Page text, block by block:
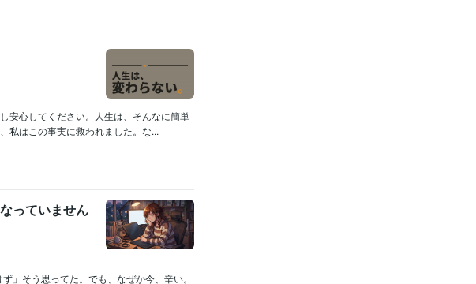
安心してください。人生は、そんなに簡単
私はこの事実に救われました。な...
っていません
」そう思ってた。でも、なぜか今、辛い。